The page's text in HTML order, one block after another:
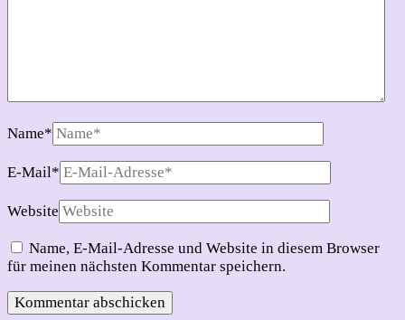
Name*
E-Mail*
Website
Name, E-Mail-Adresse und Website in diesem Browser
für meinen nächsten Kommentar speichern.